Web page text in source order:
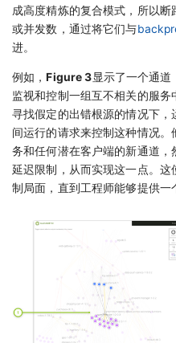
成高度精炼的复合模式，所以
或并发数，通过将它们与
进。
例如，Figure 3显示了一个通
监视和控制一组互不相关的服
寻找假定的出错根源的情况下
间运行的请求来控制这种情况
务和任何潜在客户端的新通道
延迟限制，从而实现这一点。
制局面，直到工程师能够提供一